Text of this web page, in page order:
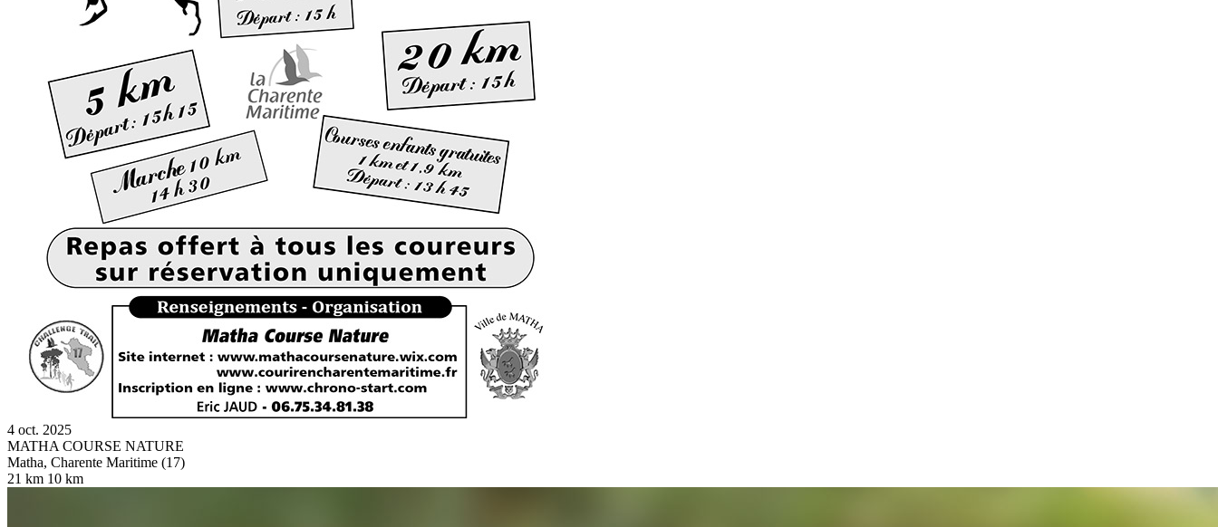
4 oct. 2025
MATHA COURSE NATURE
Matha, Charente Maritime (17)
21 km 10 km